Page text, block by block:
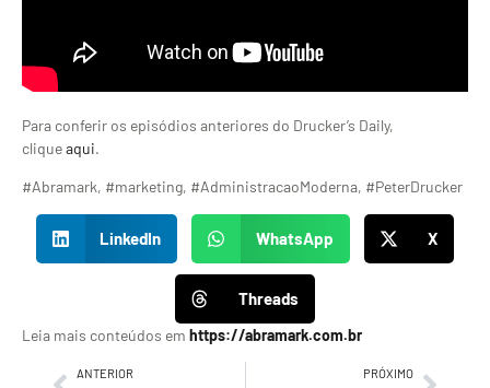
Para conferir os episódios anteriores do Drucker’s Daily,
cliqueaqui.
#Abramark, #marketing, #AdministracaoModerna, #PeterDrucker
LinkedIn WhatsApp X
Threads
Leia mais conteúdos em https://abramark.com.br
ANTERIOR PRÓXIMO